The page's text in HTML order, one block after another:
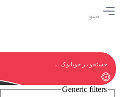
منو
Generic filters